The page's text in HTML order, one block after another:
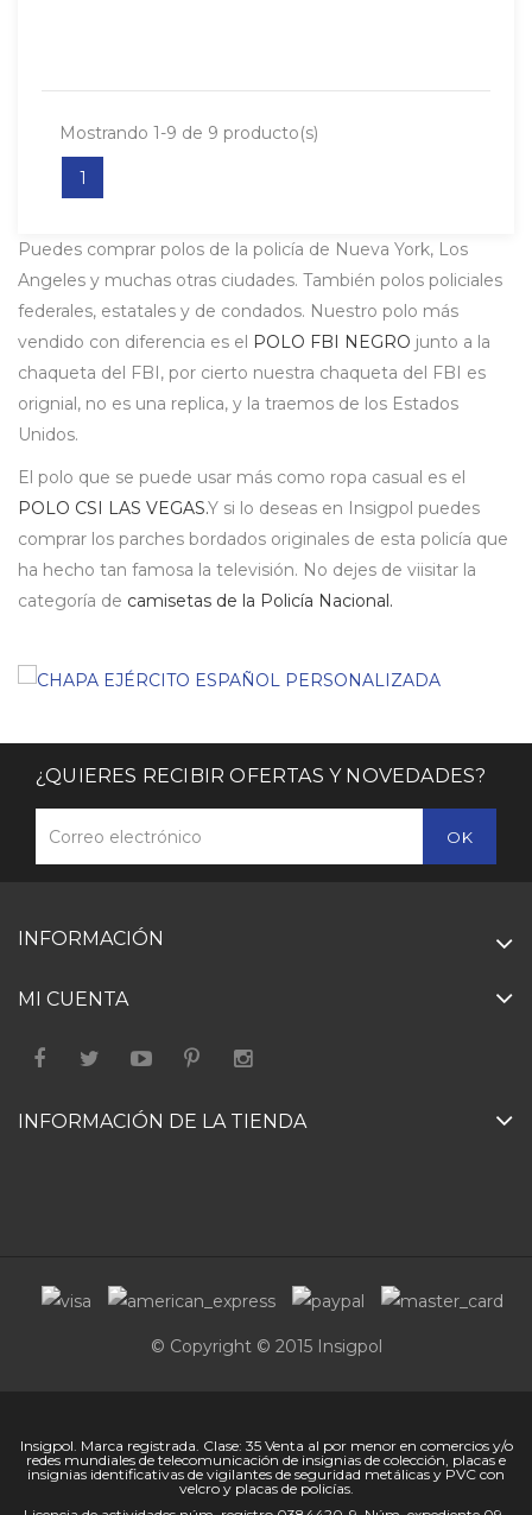
Mostrando 1-9 de 9 producto(s)
1
Puedes comprar polos de la policía de Nueva York, Los
Angeles y muchas otras ciudades. También polos policiales
federales, estatales y de condados. Nuestro polo más
vendido con diferencia es el POLO FBI NEGRO junto a la
chaqueta del FBI, por cierto nuestra chaqueta del FBI es
orignial, no es una replica, y la traemos de los Estados
Unidos.
El polo que se puede usar más como ropa casual es el
POLO CSI LAS VEGAS.Y si lo deseas en Insigpol puedes
comprar los parches bordados originales de esta policía que
ha hecho tan famosa la televisión. No dejes de viisitar la
categoría de camisetas de la Policía Nacional.
¿QUIERES RECIBIR OFERTAS Y NOVEDADES?
INFORMACIÓN
MI CUENTA
INFORMACIÓN DE LA TIENDA
© Copyright © 2015 Insigpol
Insigpol. Marca registrada. Clase: 35 Venta al por menor en comercios y/o
redes mundiales de telecomunicación de insignias de colección, placas e
insignias identificativas de vigilantes de seguridad metálicas y PVC con
velcro y placas de policías.